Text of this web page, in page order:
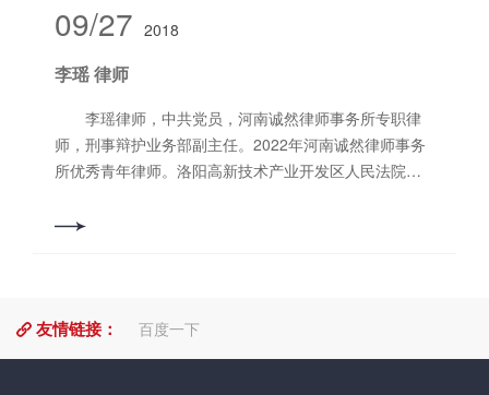
法学专业客座教授、洛阳市法学会理事及刑法学研究会
荣誉： 2024年被司法部评为“全国法律援助工作先进
个人”； 2024年1月被政协洛阳市委员会评为“2023年
度优秀政协委员”； 2023年3月被河南省律师协会评
为“全省律师管理工作先进个人”； 2022年3月被河南
秀律师”； 2018年3月被洛阳市法学会评为“优秀基层
09/27 2018
李瑶 律师
李瑶律师，中共党员，河南诚然律师事务所专职律
师，刑事辩护业务部副主任。2022年河南诚然律师事务
所优秀青年律师。洛阳高新技术产业开发区人民法院廉
援助律师”称号、荣获中共洛阳市律师行业委员会、洛阳
丰富的实践经验，赢得了当事人的一致赞许与认
可。 擅长业务领域：刑事辩护、合同纠纷、交通事
友情链接： 百度一下